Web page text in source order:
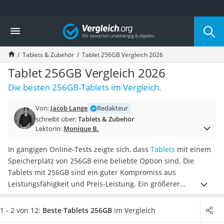
Die beliebtesten Vergleiche nach Kategorie
Elektronik
Powerstation
Monitor 32 Zoll 4K
Fernseher
Drucker
Desktop-PC
Diascanner
Laser-Multifunktionsdrucker
Powerstation mit Solarpanel
Gaming-PC
Soundbar
17-Zoll-Laptop
Satellitenschüssel
Gaming-Headset
Vergleich
Tablets & Zubehör Tablet 256GB Vergleich 2026
Tablet 256GB Vergleich 2026
Die besten 256GB-Tablets im Vergleich.
Von: Jacob Lange
Redakteur
schreibt über:Tablets & Zubehör
Lektorin: Monique B.
In gängigen Online-Tests zeigte sich, dass Tablets mit einem
Speicherplatz von 256GB eine beliebte Option sind. Die
Tablets mit 256GB sind ein guter Kompromiss aus
Leistungsfähigkeit und Preis-Leistung. Ein größerer
Speicherplatz ist meistdeutlich kostenintensiver. Die
Geschwindigkeit beziehungsweise Leistungsfähigkeit des
1 - 2 von 12: Beste Tablets 256GB im Vergleich